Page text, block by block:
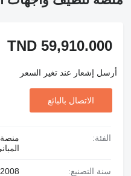
TND 59,910.000
أرسل إشعار عند تغير السعر
الاتصال بالبائع
الفئة:
سنة التصنيع: 2008